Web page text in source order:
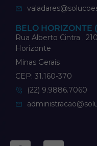
BELO HORIZONTE
Rua Alberto Cintra .
Horizonte
Minas Gerais
CEP: 31.160-370
(22) 9.9886.7060